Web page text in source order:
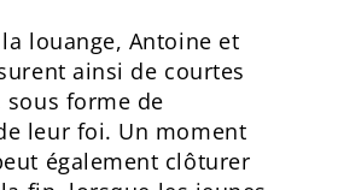
louange, Antoine et
ainsi de courtes
forme de
leur foi. Un moment
également clôturer